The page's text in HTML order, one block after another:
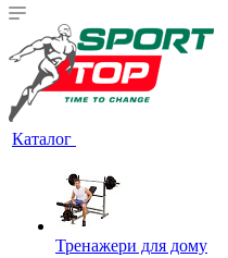
Каталог
Тренажери для дому